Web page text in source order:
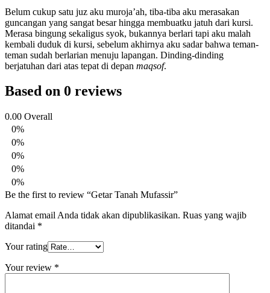
Belum cukup satu juz aku muroja’ah, tiba-tiba aku merasakan
guncangan yang sangat besar hingga membuatku jatuh dari kursi.
Merasa bingung sekaligus syok, bukannya berlari tapi aku malah
kembali duduk di kursi, sebelum akhirnya aku sadar bahwa teman-
teman sudah berlarian menuju lapangan. Dinding-dinding
berjatuhan dari atas tepat di depan maqsof.
Based on 0 reviews
0.00 Overall
0%
0%
0%
0%
0%
Be the first to review “Getar Tanah Mufassir”
Alamat email Anda tidak akan dipublikasikan. Ruas yang wajib
ditandai *
Your rating
Your review *